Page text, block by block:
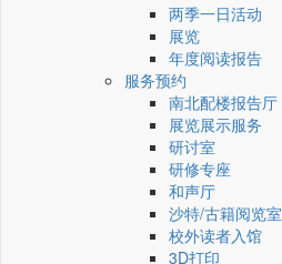
两季一日活动
展览
年度阅读报告
服务预约
南北配楼报告厅
展览展示服务
研讨室
研修专座
和声厅
沙特/古籍阅览室
校外读者入馆
3D打印